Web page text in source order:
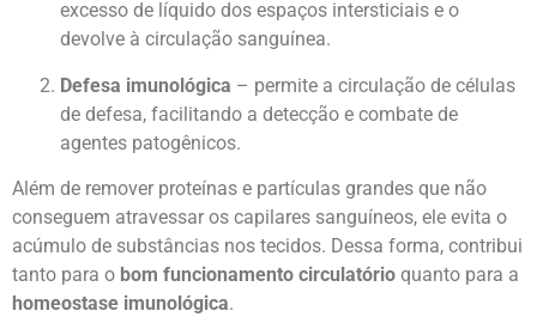
excesso de líquido dos espaços intersticiais e o
devolve à circulação sanguínea.
Defesa imunológica – permite a circulação de células
de defesa, facilitando a detecção e combate de
agentes patogênicos.
Além de remover proteínas e partículas grandes que não
conseguem atravessar os capilares sanguíneos, ele evita o
acúmulo de substâncias nos tecidos. Dessa forma, contribui
tanto para o bom funcionamento circulatório quanto para a
homeostase imunológica.